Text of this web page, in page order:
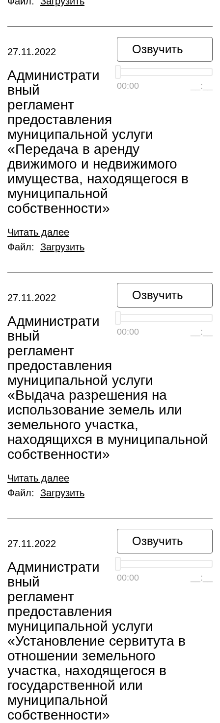
Озвучить
00:00 __:__
27.11.2022
Администрати
вный
регламент
предоставления
муниципальной услуги
«Передача в аренду
движимого и недвижимого
имущества, находящегося в
муниципальной
собственности»
Читать далее
Файл: Загрузить
Озвучить
00:00 __:__
27.11.2022
Администрати
вный
регламент
предоставления
муниципальной услуги
«Выдача разрешения на
использование земель или
земельного участка,
находящихся в муниципальной
собственности»
Читать далее
Файл: Загрузить
Озвучить
00:00 __:__
27.11.2022
Администрати
вный
регламент
предоставления
муниципальной услуги
«Установление сервитута в
отношении земельного
участка, находящегося в
государственной или
муниципальной
собственности»